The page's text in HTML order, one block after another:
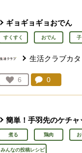
ギョギョギョおでん
すくすく おでん
生活クラブカ
お気に入り登録：
6
人が登録
コメント：
0
簡単！手羽先のケチャ
煮る 鶏肉
みんなの投稿レシピ